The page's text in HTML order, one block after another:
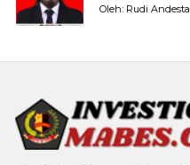
Oleh: Rudi Andesta